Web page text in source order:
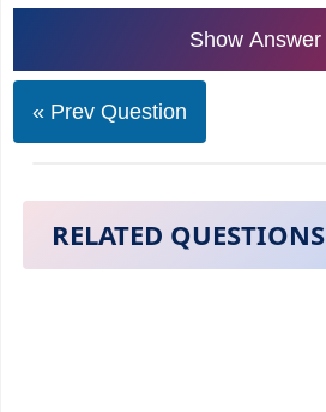
Show Answer
« Prev Question
RELATED QUESTIONS